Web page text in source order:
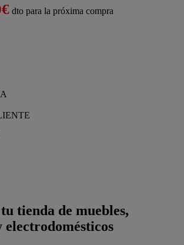
dto para la próxima compra
tienda de muebles,
electrodomésticos